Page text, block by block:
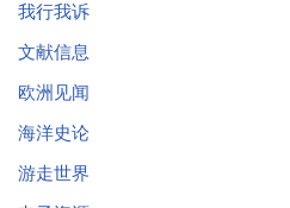
我行我诉
文献信息
欧洲见闻
海洋史论
游走世界